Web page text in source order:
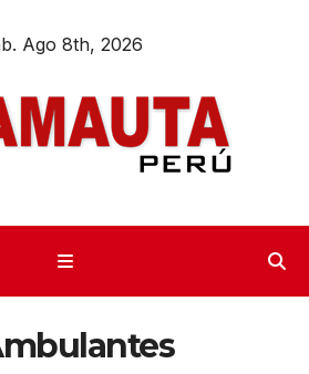
Ago 8th, 2026